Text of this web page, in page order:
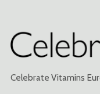
Celebrate Vitamins